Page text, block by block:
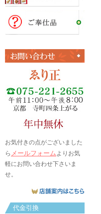
お気付きの点がございました
ら メールフォームよりお気
軽にお問い合わせ下さいま
せ。
代金引換